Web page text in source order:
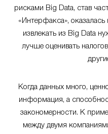
рисками Big Data, став
«Интерфакса»,
извлекать из Big Data
лучше оценивать
Когда данных много,
информация, а
закономерности. К
между двумя